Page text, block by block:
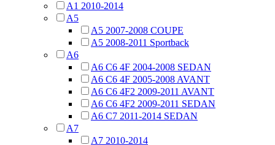
A1 2010-2014
A5
A5 2007-2008 COUPE
A5 2008-2011 Sportback
A6
A6 C6 4F 2004-2008 SEDAN
A6 C6 4F 2005-2008 AVANT
A6 C6 4F2 2009-2011 AVANT
A6 C6 4F2 2009-2011 SEDAN
A6 C7 2011-2014 SEDAN
A7
A7 2010-2014